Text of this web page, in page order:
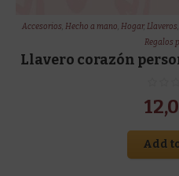
Accesorios,Hecho a mano,Hogar,Llaveros
Regalos
Llavero corazón
Add